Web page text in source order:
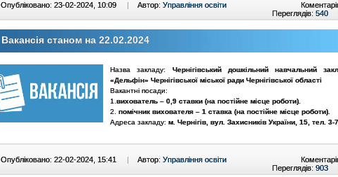
Опубліковано: 23-02-2024, 10:09 | Автор: Управління освіти
Переглядів: 540
Вакансія станом на 22.02.2024
Назва закладу:
Чернігівський дошкільний навчальний
«Дельфін» Чернігівської міської ради Чернігівської області
Вакантні посади:
1. вихователь – 0,9 ставки (на постійне місце роботи).
2. помічник вихователя – 1 ставка (на постійне місце роботи).
Адреса закладу: м. Чернігів, вул. Захисників України, 15, тел. 3-
Опубліковано: 22-02-2024, 15:41 | Автор: Управління освіти
Переглядів: 903